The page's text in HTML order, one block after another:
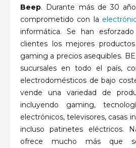
Beep. Durante más de 30
comprometido con la
informática. Se han
clientes los mejores
gaming a precios asequibles.
sucursales en todo el país,
electrodomésticos de bajo
vende una variedad de
incluyendo gaming,
electrónicos, televisores, casas
incluso patinetes eléctricos.
ofrece mucho más que